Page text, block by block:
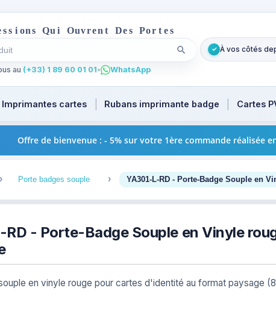
s s i ons Qu i Ouvren t Des Por t es
au focus. Tapez au moins 2 caractères pour les
Lancer la recherche
au (+33) 1 89 60 01 01• WhatsApp
✓ À vos côtés
Imprimantes cartes Rubans imprimante badge Cartes
Offre de bienvenue : - 5% sur votre 1ère commande réalisée
Porte badges souple YA301-L-RD - Porte-Badge Souple en
RD - Porte-Badge Souple en Vinyle
en vinyle rouge pour cartes d'identité au format paysage